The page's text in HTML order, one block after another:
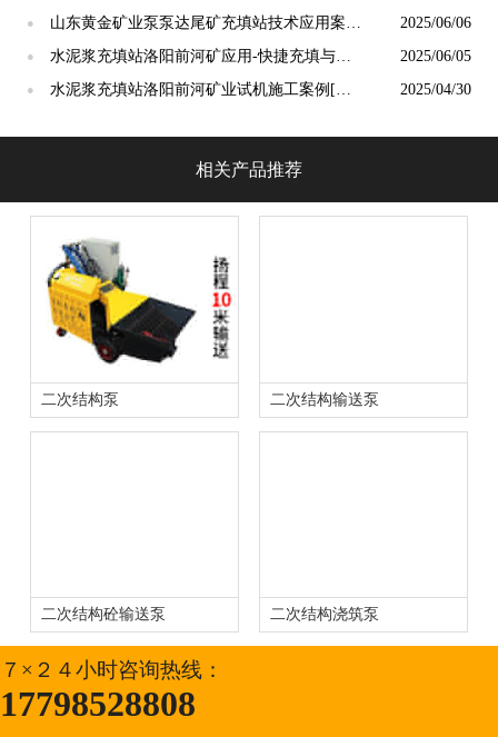
应用实例[泵泵达]
●
山东黄金矿业泵泵达尾矿充填站技术应用案例
[泵泵达]
2025/06/06
●
水泥浆充填站洛阳前河矿应用-快捷充填与绿
色矿山的实践结合！[泵泵达]
2025/06/05
●
水泥浆充填站洛阳前河矿业试机施工案例[泵
2025/04/30
相关产品推荐
二次结构泵 二次结构输送泵
二次结构砼输送泵 二次结构浇筑泵
７×２４小时咨询热线：
17798528808